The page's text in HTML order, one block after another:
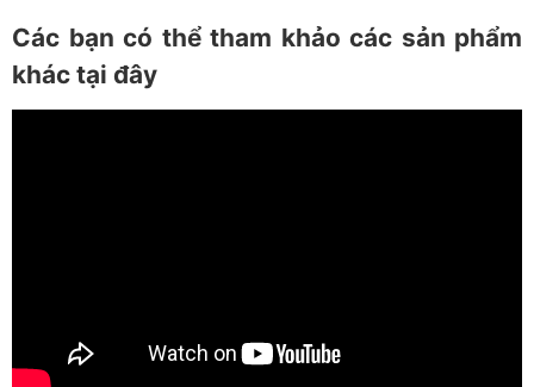
Các bạn có thể tham khảo các sản phẩm
khác tại đây